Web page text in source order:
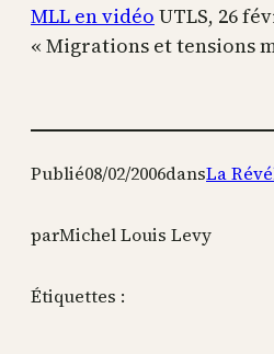
MLL en vidéo UTLS, 26
« Migrations et tensions
Publié08/02/2006dansLa
parMichel Louis Levy
Étiquettes :